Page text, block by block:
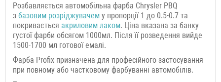
Розбавляється автомобільна фарба Chrysler PBQ
з базовим розріджувачем у пропорції 1 до 0.5-0.7 та
покривається акриловим лаком. Ціна вказана за банку
густої фарби обсягом 1000мл. Після її розведення вийде
1500-1700 мл готової емалі.
Фарба Profix призначена для професійного застосування
при повному або частковому фарбуванні автомобілів.